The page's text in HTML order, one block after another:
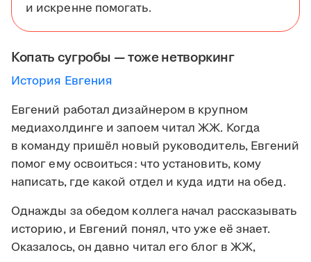
и искренне помогать.
Копать сугробы — тоже нетворкинг
История Евгения
Евгений работал дизайнером в крупном
медиахолдинге и запоем читал ЖЖ. Когда
в команду пришёл новый руководитель, Евгений
помог ему освоиться: что установить, кому
написать, где какой отдел и куда идти на обед.
Однажды за обедом коллега начал рассказывать
историю, и Евгений понял, что уже её знает.
Оказалось, он давно читал его блог в ЖЖ,